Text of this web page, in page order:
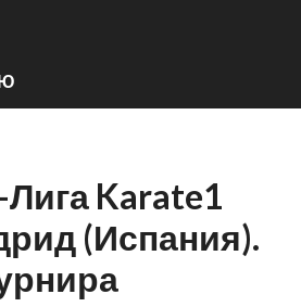
Karate1
(Испания).